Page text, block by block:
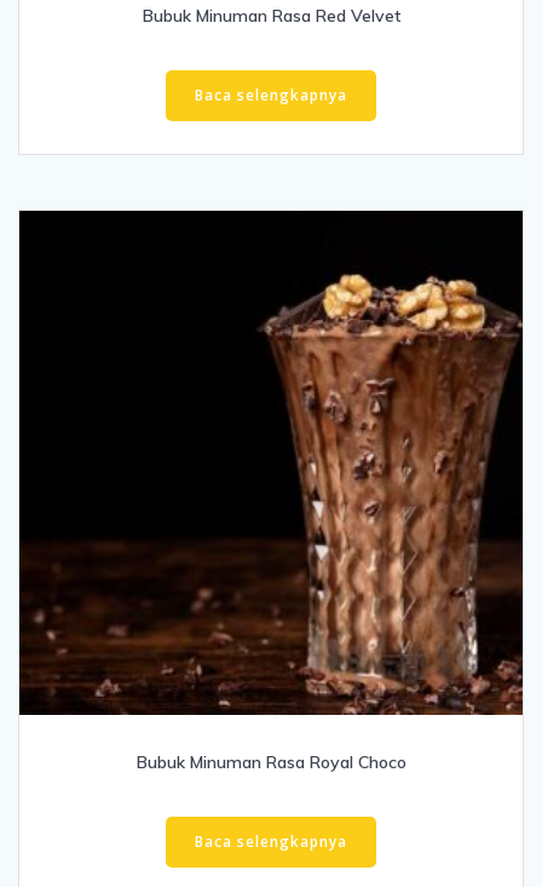
Bubuk Minuman Rasa Red Velvet
Baca selengkapnya
Bubuk Minuman Rasa Royal Choco
Baca selengkapnya